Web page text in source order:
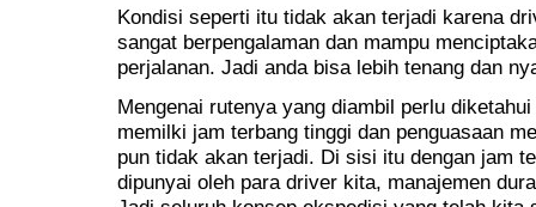
Kondisi seperti itu tidak akan terjadi karena
sangat berpengalaman dan mampu
perjalanan. Jadi anda bisa lebih tenang dan
Mengenai rutenya yang diambil perlu
memilki jam terbang tinggi dan penguasaan
pun tidak akan terjadi. Di sisi itu dengan jam
dipunyai oleh para driver kita, manajemen